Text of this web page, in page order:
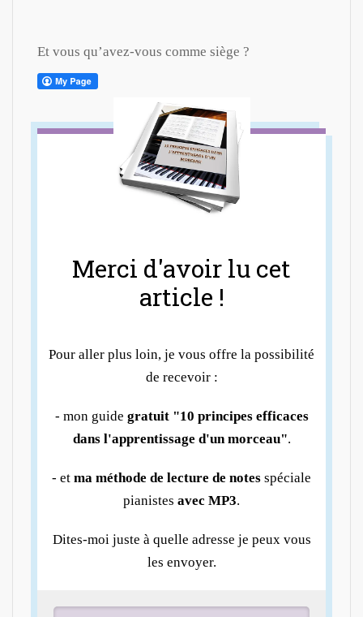
Et vous qu’avez-vous comme siège ?
Merci d'avoir lu cet
article !
Pour aller plus loin, je vous offre la possibilité
de recevoir :
- mon guide gratuit "10 principes efficaces
dans l'apprentissage d'un morceau".
- et ma méthode de lecture de notes spéciale
pianistes avec MP3.
Dites-moi juste à quelle adresse je peux vous
les envoyer.